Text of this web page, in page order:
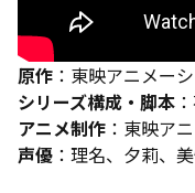
原作 ：東映アニメー
シリーズ構成・脚本
アニメ制作 ：東映ア
声優 ：理名、夕莉、